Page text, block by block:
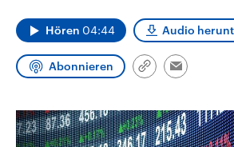
Landtagswahl Sachsen-Anhalt
2026
September 2026 einen neuen
Landtag. Seit 2021 wird das
Bundesland von einer Koalition aus mit
Hören 04:44 Audio
Abonnieren
Link
Email